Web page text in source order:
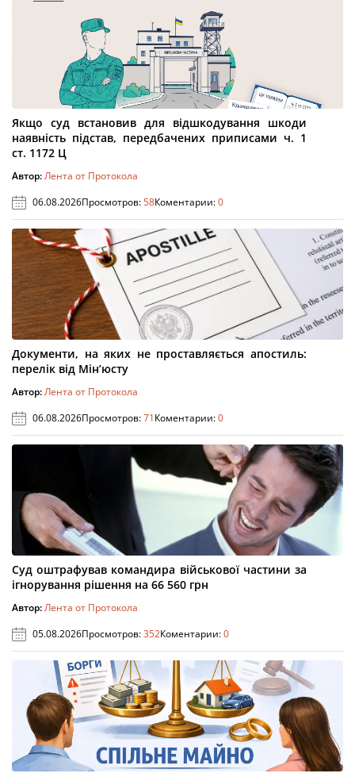
Якщо суд встановив для відшкодування шкоди
наявність підстав, передбачених приписами ч. 1
ст. 1172 Ц
Автор:Лента от Протокола
06.08.2026Просмотров:58Коментарии:0
Документи, на яких не проставляється апостиль:
перелік від Мін’юсту
Автор:Лента от Протокола
06.08.2026Просмотров:71Коментарии:0
Суд оштрафував командира військової частини за
ігнорування рішення на 66 560 грн
Автор:Лента от Протокола
05.08.2026Просмотров:352Коментарии:0